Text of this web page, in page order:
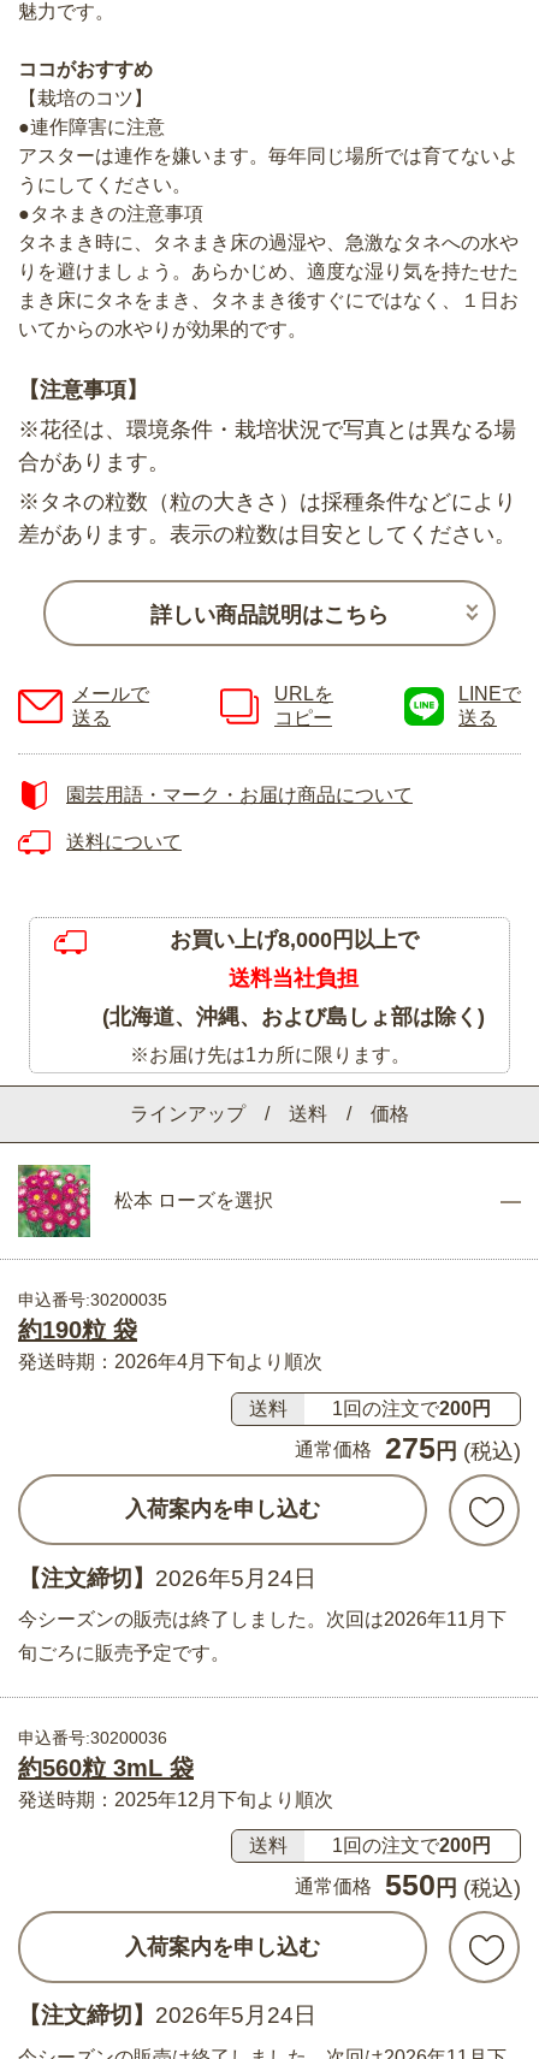
ラインアップ / 送料 / 価格
松本 ローズを選択
申込番号:30200035
約190粒 袋
発送時期：2026年4月下旬より順次
送料 1回の注文で200円
通常価格
275 円 (税込)
入荷案内を申し込む
【注文締切】 2026年5月24日
今シーズンの販売は終了しました。次回は2026年11月下
旬ごろに販売予定です。
申込番号:30200036
約560粒 3mL 袋
発送時期：2025年12月下旬より順次
送料 1回の注文で200円
通常価格
550 円 (税込)
入荷案内を申し込む
【注文締切】 2026年5月24日
魅力です。
ココがおすすめ
【栽培のコツ】
●連作障害に注意
アスターは連作を嫌います。毎年同じ場所では育てないよ
うにしてください。
●タネまきの注意事項
タネまき時に、タネまき床の過湿や、急激なタネへの水や
りを避けましょう。あらかじめ、適度な湿り気を持たせた
まき床にタネをまき、タネまき後すぐにではなく、１日お
いてからの水やりが効果的です。
【注意事項】
※花径は、環境条件・栽培状況で写真とは異なる場
合があります。
※タネの粒数（粒の大きさ）は採種条件などにより
差があります。表示の粒数は目安としてください。
詳しい商品説明はこちら
メールで
送る
URLを
コピー
LINEで
送る
園芸用語・マーク・お届け商品について
送料について
お買い上げ8,000円以上で
送料当社負担
(北海道、沖縄、および島しょ部は除く)
※お届け先は1カ所に限ります。